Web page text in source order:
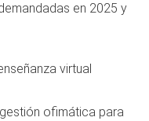
en 2025 y
virtual
ofimática para